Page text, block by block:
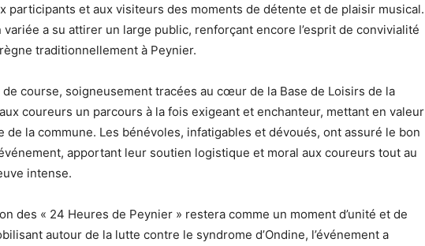
participants et aux visiteurs des moments de détente et de plaisir musical.
variée a su attirer un large public, renforçant encore l’esprit de convivialité
traditionnellement à Peynier.
de course, soigneusement tracées au cœur de la Base de Loisirs de la
coureurs un parcours à la fois exigeant et enchanteur, mettant en valeur
de la commune. Les bénévoles, infatigables et dévoués, ont assuré le bon
apportant leur soutien logistique et moral aux coureurs tout au
intense.
des « 24 Heures de Peynier » restera comme un moment d’unité et de
autour de la lutte contre le syndrome d’Ondine, l’événement a